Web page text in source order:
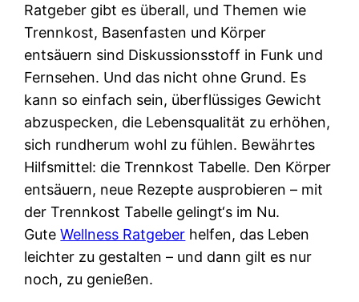
Ratgeber gibt es überall, und Themen wie
Trennkost, Basenfasten und Körper
entsäuern sind Diskussionsstoff in Funk und
Fernsehen. Und das nicht ohne Grund. Es
kann so einfach sein, überflüssiges Gewicht
abzuspecken, die Lebensqualität zu erhöhen,
sich rundherum wohl zu fühlen. Bewährtes
Hilfsmittel: die Trennkost Tabelle. Den Körper
entsäuern, neue Rezepte ausprobieren – mit
der Trennkost Tabelle gelingt‘s im Nu.
GuteWellness Ratgeber helfen, das Leben
leichter zu gestalten – und dann gilt es nur
noch, zu genießen.